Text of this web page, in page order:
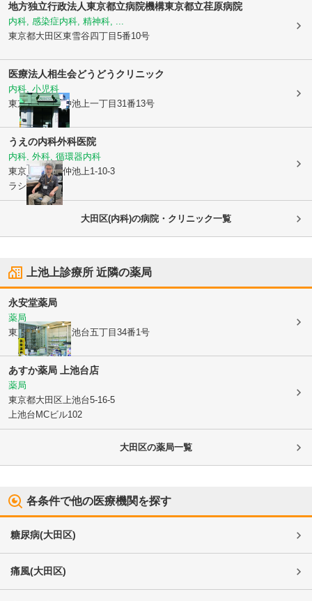
地方独立行政法人東京都立病院機構東京都立荏原病院
内科, 感染症内科, 精神科, ...
東京都大田区東雪谷四丁目5番10号
医療法人相生会どうどうクリニック
内科, 小児科
東京都大田区仲池上一丁目31番13号
うえの内科外科医院
内科, 外科, 循環器内科
東京都大田区仲池上1-10-3
ラシーヌ201
大田区(内科)の病院・クリニック一覧
上池上診療所 近隣の薬局
永安堂薬局
薬局
東京都大田区上池台五丁目34番1号
あすか薬局 上池台店
薬局
東京都大田区上池台5-16-5
上池台MCビル102
大田区の薬局一覧
各条件で他の医療機関を探す
糖尿病(大田区)
痛風(大田区)